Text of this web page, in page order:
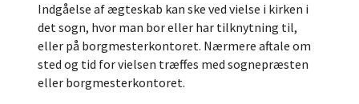
Indgåelse af ægteskab kan ske ved vielse i kirken i
det sogn, hvor man bor eller har tilknytning til,
eller på borgmesterkontoret. Nærmere aftale om
sted og tid for vielsen træffes med sognepræsten
eller borgmesterkontoret.